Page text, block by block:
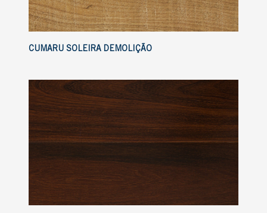
CUMARU SOLEIRA DEMOLIÇÃO